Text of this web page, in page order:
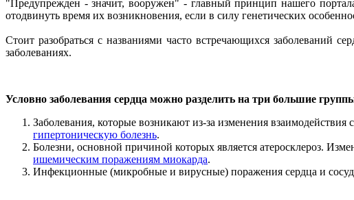
"Предупрежден - значит, вооружен" - главный принцип нашего
отодвинуть время их возникновения, если в силу генетических
Стоит разобраться с названиями часто встречающихся заболеваний
заболеваниях.
Условно заболевания сердца можно разделить на три большие
Заболевания, которые возникают из-за изменения
гипертоническую болезнь.
Болезни, основной причиной которых является атеросклероз.
ишемическим поражениям миокарда.
Инфекционные (микробные и вирусные) поражения сердца и